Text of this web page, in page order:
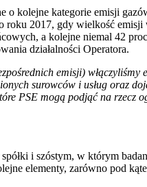
o kolejne kategorie emisji
2017, gdy wielkość
a kolejne niemal 42
działalności Operatora.
emisji)
surowców i usług oraz
PSE mogą podjąć na rzecz
i szóstym, w którym
elementy, zarówno pod